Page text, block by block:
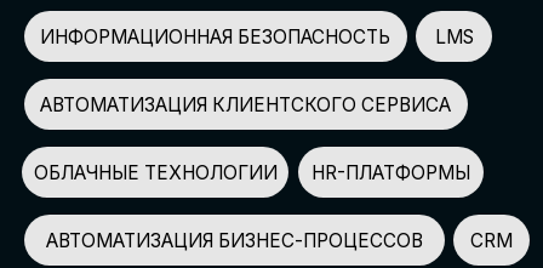
СПИКЕРОВ
150+
ПАРТНЕРОВ
100+